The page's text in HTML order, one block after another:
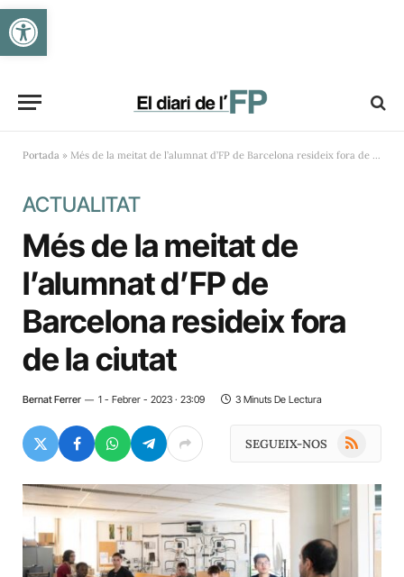
Obre la barra d'eines
Portada » Més de la meitat de l’alumnat d’FP de Barcelona resideix fora de la ciutat
ACTUALITAT
Més de la meitat de
l’alumnat d’FP de
Barcelona resideix fora
de la ciutat
Bernat Ferrer 1 - Febrer - 2023 · 23:09 3 Minuts De Lectura
SEGUEIX-NOS RSS